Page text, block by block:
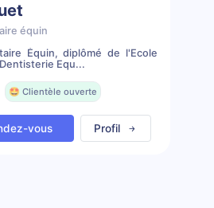
équin
Équin, diplômé de l'Ecole
Equ...
🤩 Clientèle ouverte
vous Profil